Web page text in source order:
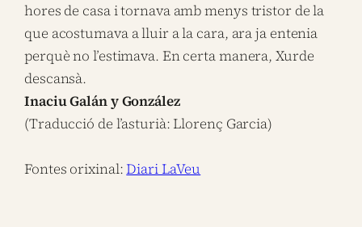
hores de casa i tornava amb menys tristor de la
que acostumava a lluir a la cara, ara ja entenia
perquè no l’estimava. En certa manera, Xurde
descansà.
Inaciu Galán y González
(Traducció de l’asturià: Llorenç Garcia)
Fontes orixinal:Diari LaVeu